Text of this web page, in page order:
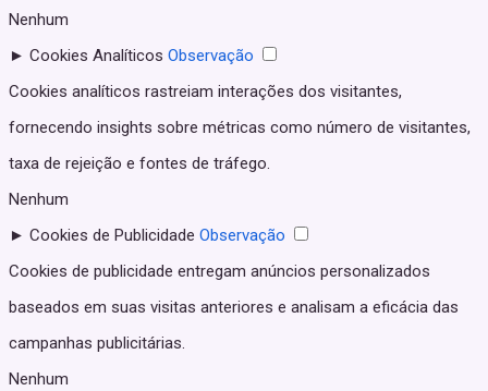
Nenhum
► Cookies Analíticos Observação
Cookies analíticos rastreiam interações dos visitantes,
fornecendo insights sobre métricas como número de visitantes,
taxa de rejeição e fontes de tráfego.
Nenhum
► Cookies de Publicidade Observação
Cookies de publicidade entregam anúncios personalizados
baseados em suas visitas anteriores e analisam a eficácia das
campanhas publicitárias.
Nenhum